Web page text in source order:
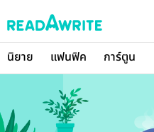
นิยาย แฟนฟิค การ์ตูน